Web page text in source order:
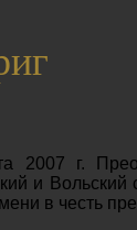
2007 г.
и Вольский
в честь